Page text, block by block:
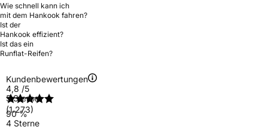
Wie schnell kann ich
mit dem Hankook fahren?
Ist der
Hankook effizient?
Ist das ein
Runflat-Reifen?
Kundenbewertungen
4,8 /5
(1.273)
5 Sterne
90 %
4 Sterne